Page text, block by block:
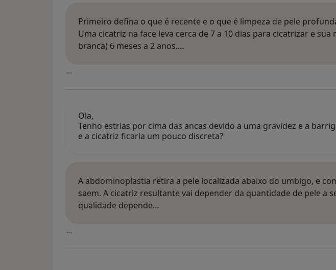
Primeiro defina o que é recente e o que é limpeza de pele
Uma cicatriz na face leva cerca de 7 a 10 dias para cicatrizar e
branca) 6 meses a 2 anos.…
Ola,
Tenho estrias por cima das ancas devido a uma gravidez e a
e a cicatriz ficaria um pouco discreta?
A abdominoplastia retira a pele localizada abaixo do umbigo, e
saem. A cicatriz resultante vai depender da quantidade de pele a
qualidade depende…